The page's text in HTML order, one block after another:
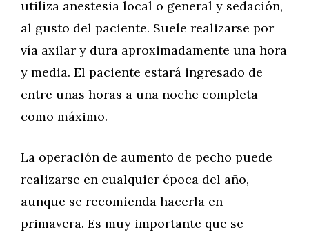
utiliza anestesia local o general y sedación,
al gusto del paciente. Suele realizarse por
vía axilar y dura aproximadamente una hora
y media. El paciente estará ingresado de
entre unas horas a una noche completa
como máximo.
La operación de aumento de pecho puede
realizarse en cualquier época del año,
aunque se recomienda hacerla en
primavera. Es muy importante que se